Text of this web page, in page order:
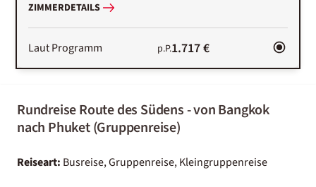
ZIMMERDETAILS
Laut Programm p.P.1.717 €
Rundreise Route des Südens - von Bangkok
nach Phuket (Gruppenreise)
Reiseart: Busreise, Gruppenreise, Kleingruppenreise